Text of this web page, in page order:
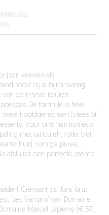
2023
winnen als
kookt hij al bijna twintig
de Franse keuken:
De formule is heel
hoofdgerechten (vlees of
Voor ons: harmonieus
met tabouleh, rode biet
huid, romige puree,
afsluiter een perfecte crème
‘Crémant du Jura’ brut
‘Les Varrons’ van Domaine
Marcel Lapierre (€ 53).